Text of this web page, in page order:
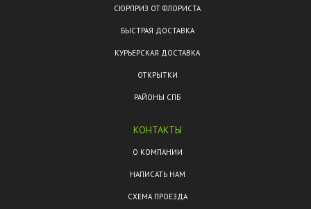
СЮРПРИЗ ОТ ФЛОРИСТА
БЫСТРАЯ ДОСТАВКА
КУРЬЕРСКАЯ ДОСТАВКА
ОТКРЫТКИ
РАЙОНЫ СПБ
КОНТАКТЫ
О КОМПАНИИ
НАПИСАТЬ НАМ
СХЕМА ПРОЕЗДА